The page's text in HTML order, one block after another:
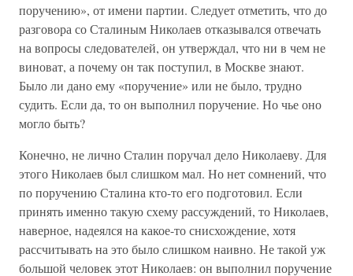
поручению», от имени партии. Следует отметить, что до
разговора со Сталиным Николаев отказывался отвечать
на вопросы следователей, он утверждал, что ни в чем не
виноват, а почему он так поступил, в Москве знают.
Было ли дано ему «поручение» или не было, трудно
судить. Если да, то он выполнил поручение. Но чье оно
могло быть?
Конечно, не лично Сталин поручал дело Николаеву. Для
этого Николаев был слишком мал. Но нет сомнений, что
по поручению Сталина кто-то его подготовил. Если
принять именно такую схему рассуждений, то Николаев,
наверное, надеялся на какое-то снисхождение, хотя
рассчитывать на это было слишком наивно. Не такой уж
большой человек этот Николаев: он выполнил поручение